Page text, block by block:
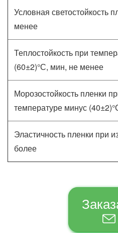
Условная светостойкость
менее
Теплостойкость при
(60±2)°С, мин, не менее
Морозостойкость пленки
температуре минус
Эластичность пленки при
более